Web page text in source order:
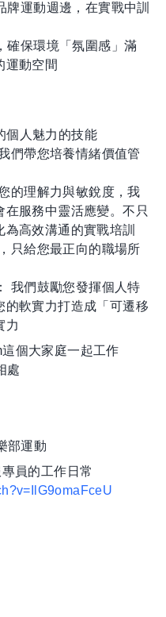
運動週邊，在實戰中訓
確保環境「氛圍感」滿
運動空間
個人魅力的技能
們帶您培養情緒價值管
的理解力與敏銳度，我
服務中靈活應變。不只
高效溝通的實戰培訓
只給您最正向的職場所
我們鼓勵您發揮個人特
的軟實力打造成「可遷移
力
個大家庭一起工作
處
部運動
員的工作日常